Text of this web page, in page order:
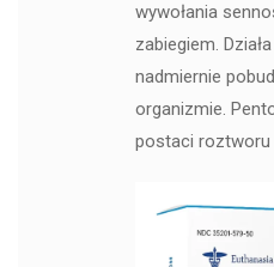
wywołania
zabiegiem.
nadmiernie
organizmie.
postaci roztworu